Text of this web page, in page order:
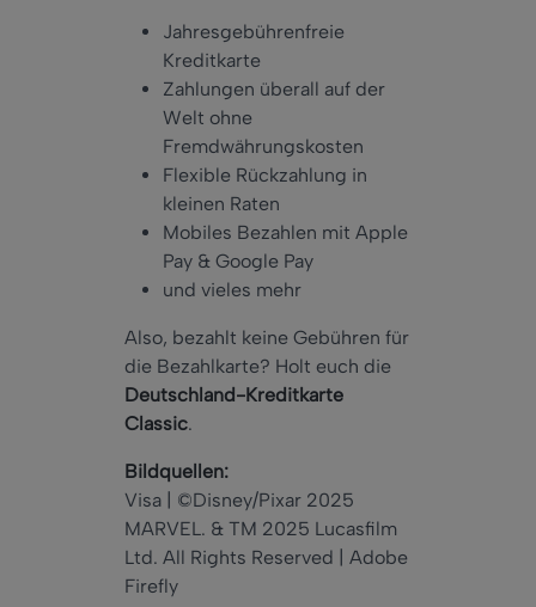
Jahresgebührenfreie
Kreditkarte
Zahlungen überall auf der
Welt ohne
Fremdwährungskosten
Flexible Rückzahlung in
kleinen Raten
Mobiles Bezahlen mit Apple
Pay & Google Pay
und vieles mehr
Also, bezahlt keine Gebühren für
die Bezahlkarte? Holt euch die
Deutschland-Kreditkarte
Classic.
Bildquellen:
Visa | ©Disney/Pixar 2025
MARVEL. & TM 2025 Lucasfilm
Ltd. All Rights Reserved | Adobe
Firefly